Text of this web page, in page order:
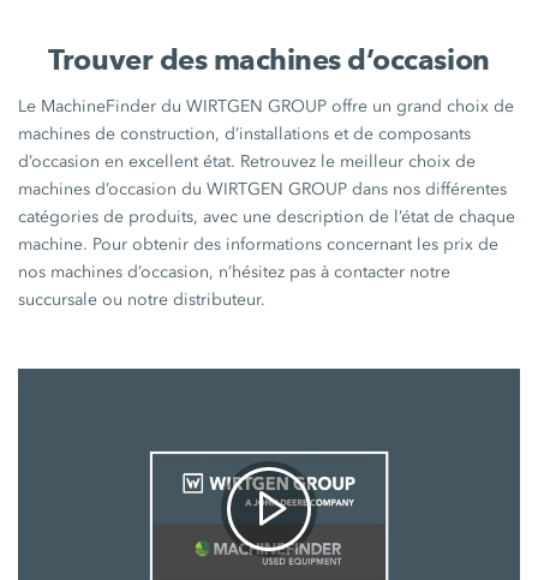
Trouver des machines d’occasion
Le MachineFinder du WIRTGEN GROUP offre un grand choix de
machines de construction, d’installations et de composants
d’occasion en excellent état. Retrouvez le meilleur choix de
machines d’occasion du WIRTGEN GROUP dans nos différentes
catégories de produits, avec une description de l’état de chaque
machine. Pour obtenir des informations concernant les prix de
nos machines d’occasion, n’hésitez pas à contacter notre
succursale ou notre distributeur.